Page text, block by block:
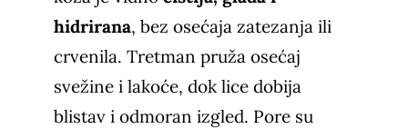
hidrirana, bez osećaja zatezanja ili
crvenila. Tretman pruža osećaj
svežine i lakoće, dok lice dobija
blistav i odmoran izgled. Pore su